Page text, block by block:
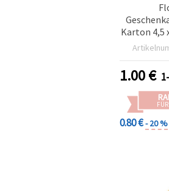
Karton 4,5
1.00€
0.80 €- 20 %